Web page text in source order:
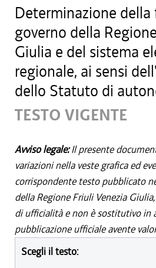
Determinazione della
governo della
Giulia e del sistema
regionale, ai sensi
dello Statuto di
TESTO VIGENTE
Avviso legale:Il presente
variazioni nella veste grafica ed
corrispondente testo pubblicato
della Regione Friuli Venezia
di ufficialità e non è sostitutivo in
pubblicazione ufficiale avente
Scegli il testo: